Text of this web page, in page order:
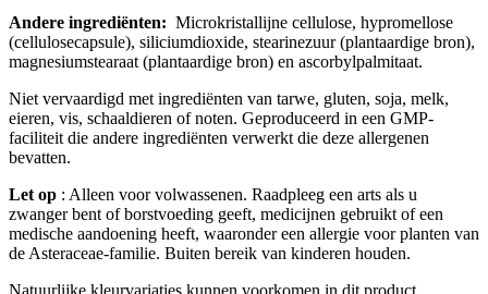
Andere ingrediënten: Microkristallijne cellulose, hypromellose
(cellulosecapsule), siliciumdioxide, stearinezuur (plantaardige bron),
magnesiumstearaat (plantaardige bron) en ascorbylpalmitaat.
Niet vervaardigd met ingrediënten van tarwe, gluten, soja, melk,
eieren, vis, schaaldieren of noten. Geproduceerd in een GMP-
faciliteit die andere ingrediënten verwerkt die deze allergenen
bevatten.
Let op : Alleen voor volwassenen. Raadpleeg een arts als u
zwanger bent of borstvoeding geeft, medicijnen gebruikt of een
medische aandoening heeft, waaronder een allergie voor planten van
de Asteraceae-familie. Buiten bereik van kinderen houden.